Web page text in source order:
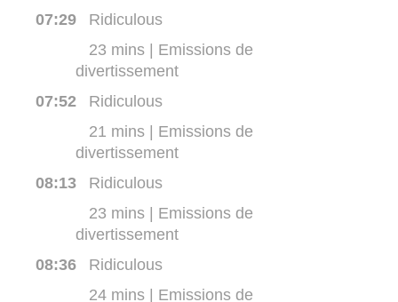
07:29Ridiculous
23 mins | Emissions de
divertissement
07:52Ridiculous
21 mins | Emissions de
divertissement
08:13Ridiculous
23 mins | Emissions de
divertissement
08:36Ridiculous
24 mins | Emissions de